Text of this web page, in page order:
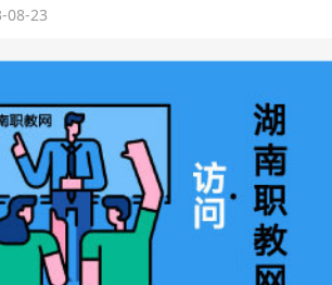
08-23